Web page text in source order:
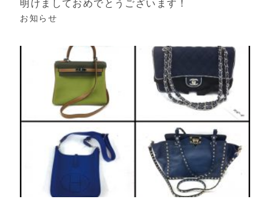
明けましておめでとうございます！
お知らせ